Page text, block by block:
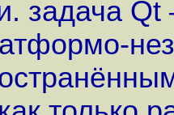
задача